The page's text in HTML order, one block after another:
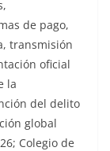
de pago,
transmisión
oficial
la
del delito
global
Colegio de